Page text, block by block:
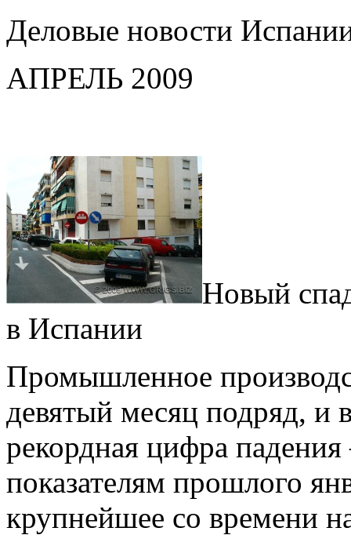
Деловые новости
АПРЕЛЬ 2009
Новый
в Испании
Промышленное
девятый месяц подряд, и
рекордная цифра
показателям прошлого
крупнейшее со времени